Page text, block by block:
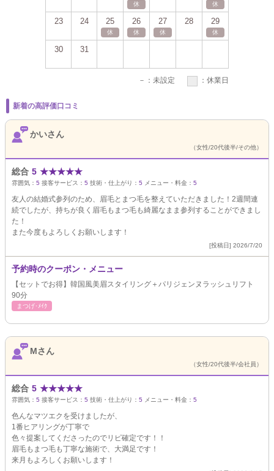
休 休
23 24 25
休
26
休
27
休
28 29
休
30 31
－ ：未設定 ：休業日
新着の高評価口コミ
かいさん
（女性/20代後半/その他）
総合 5 ★★★★★
雰囲気： 5 接客サービス： 5 技術・仕上がり： 5 メニュー・料金： 5
友人の結婚式参列のため、眉毛とまつ毛を整えていただきました！2週間連
続でしたが、持ちが良く眉毛もまつ毛も綺麗なまま参列することができまし
た！
また今度もよろしくお願いします！
[投稿日] 2026/7/20
予約時のクーポン・メニュー
【セットでお得】韓国風美眉スタイリング＋パリジェンヌラッシュリフト
90分
まつげ･ﾒｲｸ
Mさん
（女性/20代後半/会社員）
総合 5 ★★★★★
雰囲気： 5 接客サービス： 5 技術・仕上がり： 5 メニュー・料金： 5
色んなマツエクを受けましたが、
1番ヒアリングが丁寧で
色々提案してくださったのでリピ確定です！！
眉毛もまつ毛も丁寧な施術で、大満足です！
来月もよろしくお願いします！